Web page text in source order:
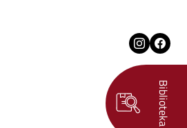
Biblioteka